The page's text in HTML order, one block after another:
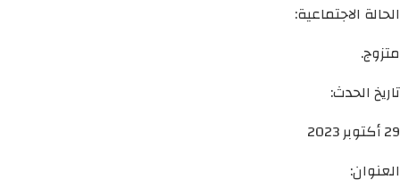
الحالة الاجتماعية:
متزوج.
تاريخ الحدث:
29 أكتوبر 2023
العنوان: